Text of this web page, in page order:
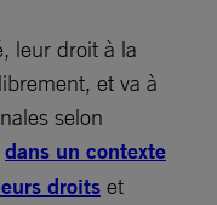
leur droit à la
et va à
selon
dans un contexte
droits et